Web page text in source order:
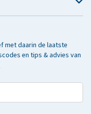
met daarin de laatste
en tips & advies van